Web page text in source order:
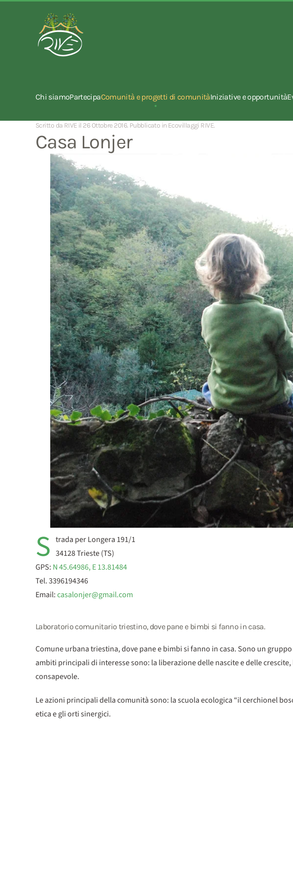
Chi siamoPartecipaComunità e progetti di comunitàIniziative e opportunità
Scritto da RIVE il 26 Ottobre 2016. Pubblicato in Ecovillaggi RIVE.
Casa Lonjer
S trada per Longera 191/1
34128 Trieste (TS)
GPS: N 45.64986, E 13.81484
Tel. 3396194346
Email:casalonjer@gmail.com
Laboratorio comunitario triestino, dove pane e bimbi si fanno in casa.
Comune urbana triestina, dove pane e bimbi si fanno in casa. Sono un
ambiti principali di interesse sono: la liberazione delle nascite e delle
consapevole.
Le azioni principali della comunità sono: la scuola ecologica “il cerchionel
etica e gli orti sinergici.